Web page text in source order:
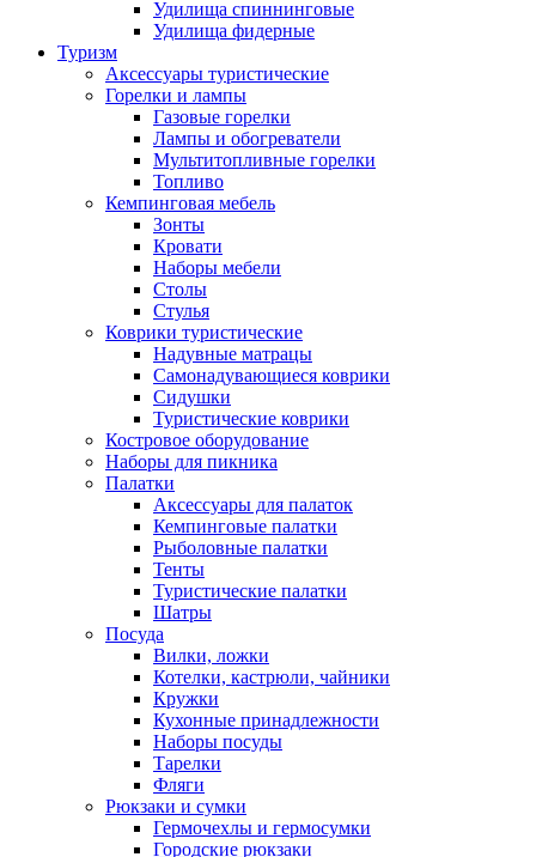
Удилища спиннинговые
Удилища фидерные
Туризм
Аксессуары туристические
Горелки и лампы
Газовые горелки
Лампы и обогреватели
Мультитопливные горелки
Топливо
Кемпинговая мебель
Зонты
Кровати
Наборы мебели
Столы
Стулья
Коврики туристические
Надувные матрацы
Самонадувающиеся коврики
Сидушки
Туристические коврики
Костровое оборудование
Наборы для пикника
Палатки
Аксессуары для палаток
Кемпинговые палатки
Рыболовные палатки
Тенты
Туристические палатки
Шатры
Посуда
Вилки, ложки
Котелки, кастрюли, чайники
Кружки
Кухонные принадлежности
Наборы посуды
Тарелки
Фляги
Рюкзаки и сумки
Гермочехлы и гермосумки
Городские рюкзаки